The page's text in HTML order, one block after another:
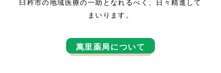
臼杵市の地域医療の一助となれるべく、日々精進して
まいります。
萬里薬局について